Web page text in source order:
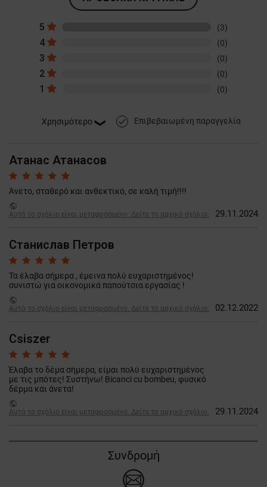
5 (3)
4 (0)
3 (0)
2 (0)
1 (0)
done Επιβεβαιωμένη παραγγελία
Атанас Атанасов
Άνετο, σταθερό και ανθεκτικό, σε καλή τιμή!!!!
public
Αυτό το σχόλιο είναι μεταφρασμένο. Δείτε το αρχικό σχόλιο.
29.11.2024
Станислав Петров
Τα έλαβα σήμερα , έμεινα πολύ ευχαριστημένος!
συνιστώ για οικονομικά παπούτσια εργασίας !
public
Αυτό το σχόλιο είναι μεταφρασμένο. Δείτε το αρχικό σχόλιο.
02.12.2022
Csiszer
Έλαβα το δέμα σήμερα, είμαι πολύ ευχαριστημένος
με τις μπότες! Συστήνω! Bicanci cu bombeu, φυσικό
δέρμα και άνετα!
public
Αυτό το σχόλιο είναι μεταφρασμένο. Δείτε το αρχικό σχόλιο.
29.11.2024
Συνδρομή